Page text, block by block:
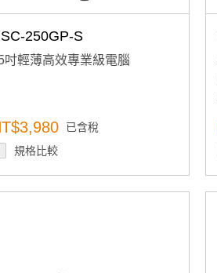
250GP-S
吋輕薄高效專業級電腦
已含稅
規格比較